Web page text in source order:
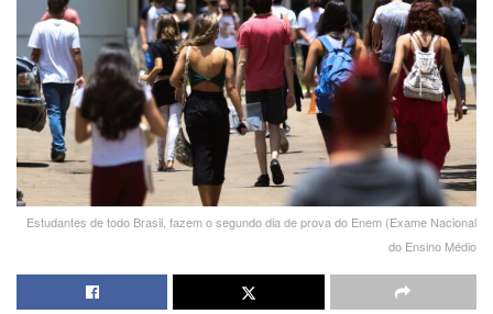
Estudantes de todo Brasil, fazem o segundo dia de prova do Enem (Exame Nacional
do Ensino Médio